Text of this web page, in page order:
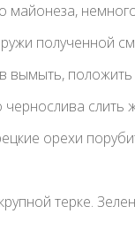
майонеза,
полученной
вымыть,
слить
орехи
терке.